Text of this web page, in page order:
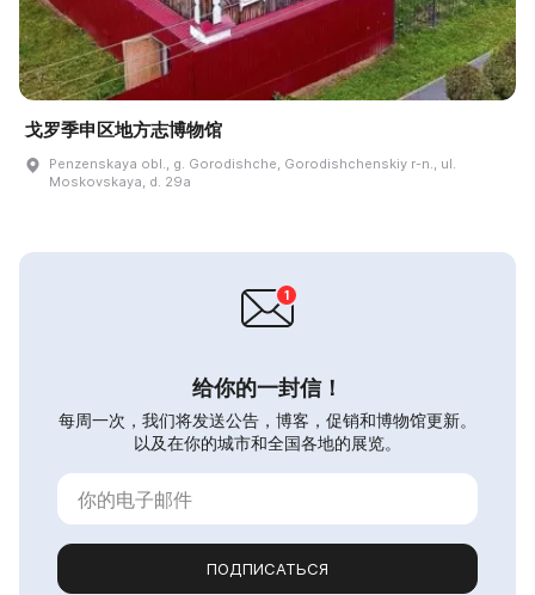
戈罗季申区地方志博物馆
Penzenskaya obl., g. Gorodishche, Gorodishchenskiy r-n., ul.
Moskovskaya, d. 29a
给你的一封信！
每周一次，我们将发送公告，博客，促销和博物馆更新。
以及在你的城市和全国各地的展览。
ПОДПИСАТЬСЯ